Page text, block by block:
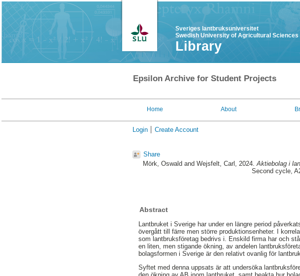
Sveriges lantbruksuniversitet
Swedish University of Agricultural Sciences
Library
Epsilon Archive for Student Projects
Home About
Login Create Account
Share
Mörk, Oswald and Wejsfelt, Carl , 2024.Aktiebolag i
Second cycle,
Abstract
Lantbruket i Sverige har under en längre period
övergått till färre men större produktionsenheter. I
som lantbruksföretag bedrivs i. Enskild firma har och
en liten, men stigande ökning, av andelen
bolagsformen i Sverige är den relativt ovanlig för
Syftet med denna uppsats är att undersöka